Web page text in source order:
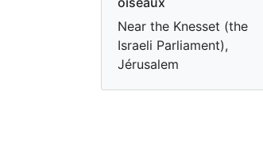
Near the Knesset (the
Israeli Parliament),
Jérusalem